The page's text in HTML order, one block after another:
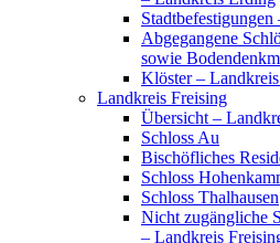
Abgegangene
sowie
Klöster –
Landkreis Freising
Übersicht –
Schloss Au
Bischöfliches
Schloss
Schloss Thalhausen
Nicht zugängliche
– Landkreis